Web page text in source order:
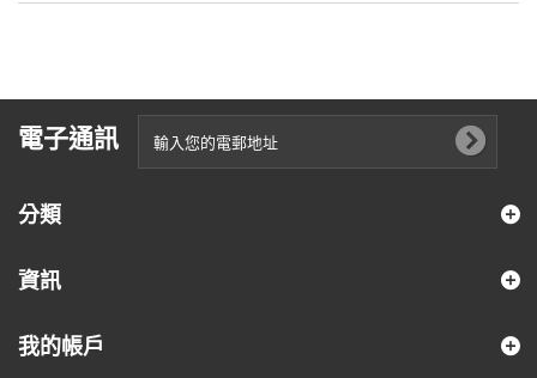
電子通訊
分類
資訊
我的帳戶